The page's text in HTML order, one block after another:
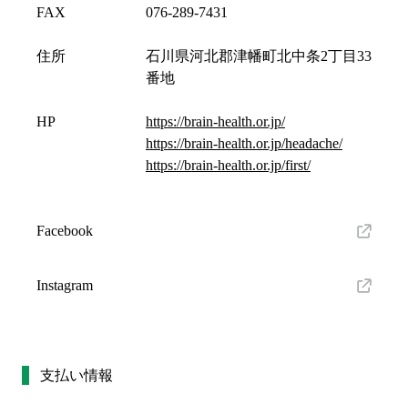
FAX 076-289-7431
住所
石川県河北郡津幡町北中条2丁目33
番地
HP
https://brain-health.or.jp/
https://brain-health.or.jp/headache/
https://brain-health.or.jp/first/
Facebook
Instagram
支払い情報